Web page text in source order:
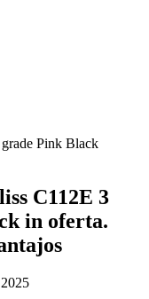
C112E 3
in oferta.